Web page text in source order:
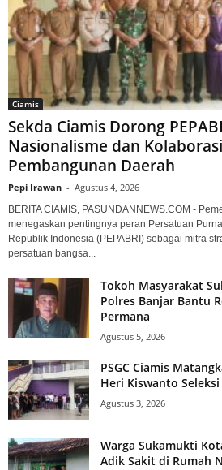
Ciamis
Sekda Ciamis Dorong
Nasionalisme dan
Pembangunan Daerah
Pepi Irawan - Agustus 4, 2026
BERITA CIAMIS, PASUNDANNEWS.COM -
menegaskan pentingnya peran Persatuan
Republik Indonesia (PEPABRI) sebagai mitra
persatuan bangsa...
Tokoh Masyarakat
Polres Banjar Bantu
Permana
Agustus 5, 2026
PSGC Ciamis
Heri Kiswanto
Agustus 3, 2026
Warga Sukamukti
Adik Sakit di Rumah